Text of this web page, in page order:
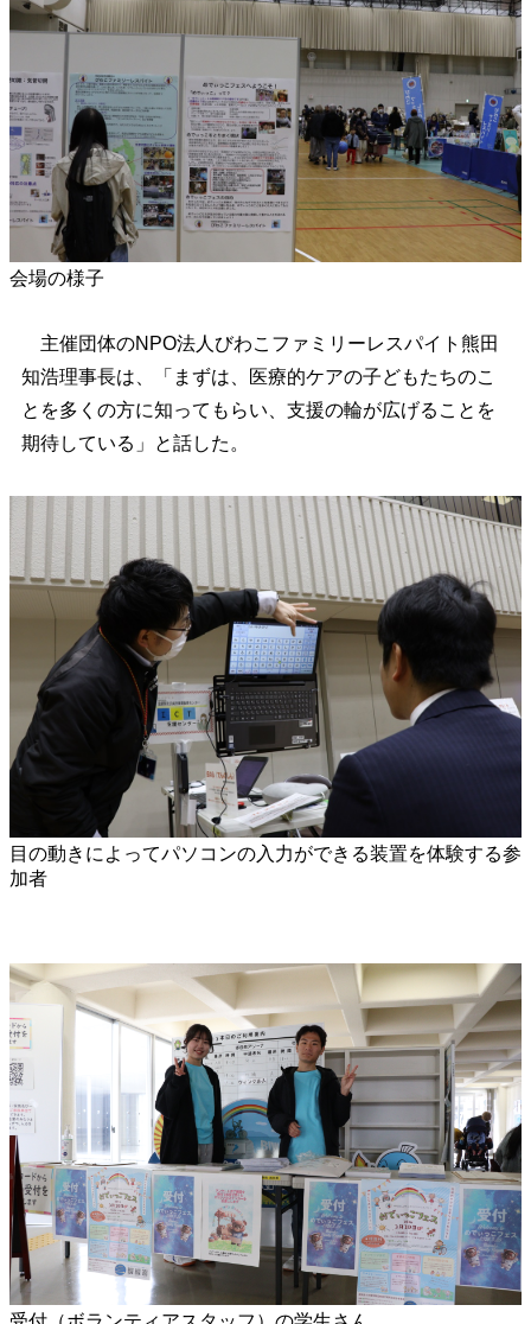
会場の様子
主催団体のNPO法人びわこファミリーレスパイト熊田
知浩理事長は、「まずは、医療的ケアの子どもたちのこ
とを多くの方に知ってもらい、支援の輪が広げることを
期待している」と話した。
目の動きによってパソコンの入力ができる装置を体験する参
加者